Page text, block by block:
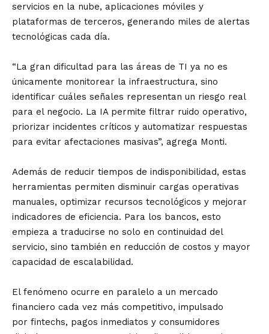
servicios en la nube, aplicaciones móviles y
plataformas de terceros, generando miles de alertas
tecnológicas cada día.
“La gran dificultad para las áreas de TI ya no es
únicamente monitorear la infraestructura, sino
identificar cuáles señales representan un riesgo real
para el negocio. La IA permite filtrar ruido operativo,
priorizar incidentes críticos y automatizar respuestas
para evitar afectaciones masivas”, agrega Monti.
Además de reducir tiempos de indisponibilidad, estas
herramientas permiten disminuir cargas operativas
manuales, optimizar recursos tecnológicos y mejorar
indicadores de eficiencia. Para los bancos, esto
empieza a traducirse no solo en continuidad del
servicio, sino también en reducción de costos y mayor
capacidad de escalabilidad.
El fenómeno ocurre en paralelo a un mercado
financiero cada vez más competitivo, impulsado
por fintechs, pagos inmediatos y consumidores